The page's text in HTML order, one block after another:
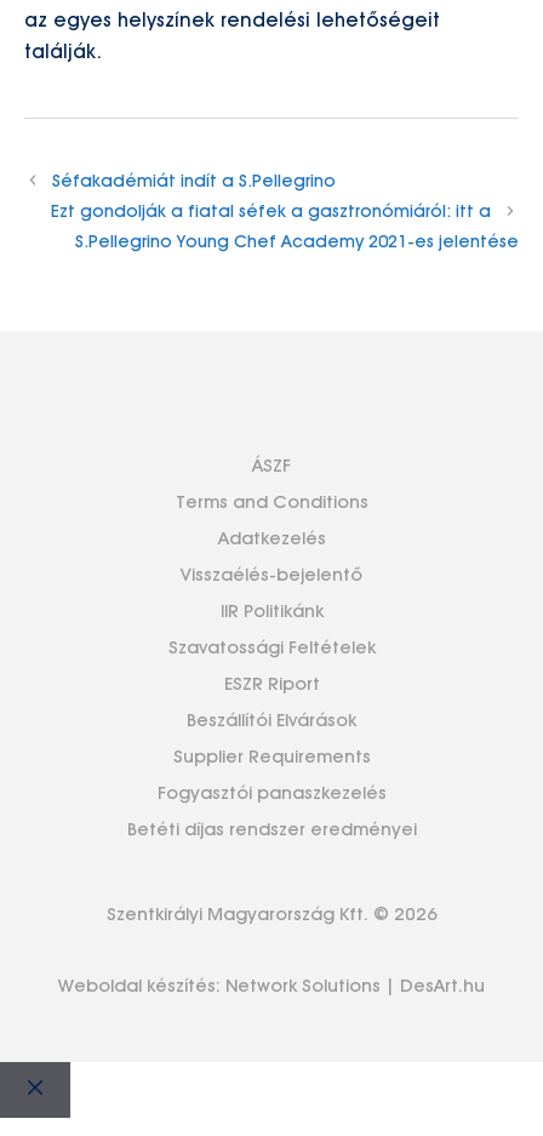
az egyes helyszínek rendelési lehetőségeit
találják.
Séfakadémiát indít a S.Pellegrino
Ezt gondolják a fiatal séfek a gasztronómiáról: itt a
S.Pellegrino Young Chef Academy 2021-es jelentése
ÁSZF
Terms and Conditions
Adatkezelés
Visszaélés-bejelentő
IIR Politikánk
Szavatossági Feltételek
ESZR Riport
Beszállítói Elvárások
Supplier Requirements
Fogyasztói panaszkezelés
Betéti díjas rendszer eredményei
Szentkirályi Magyarország Kft. © 2026
Weboldal készítés: Network Solutions DesArt.hu
Bezár